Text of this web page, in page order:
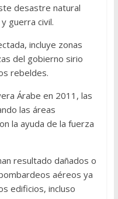
desastre natural
guerra civil.
incluye zonas
del gobierno sirio
rebeldes.
Árabe en 2011, las
las áreas
la ayuda de la fuerza
resultado dañados o
aéreos ya
edificios, incluso